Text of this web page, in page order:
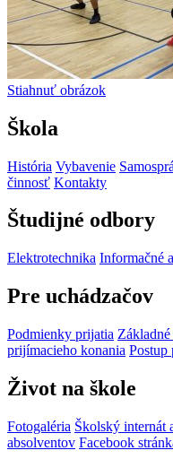
Stiahnuť obrázok
Škola
História Vybavenie
činnosť Kontakty
Študijné odbory
Elektrotechnika Informačné
Pre uchádzačov
Podmienky prijatia
prijímacieho konania Postup
Život na škole
Fotogaléria Školský internát
absolventov Facebook